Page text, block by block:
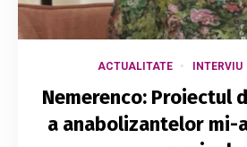
ACTUALITATE INTERVIU
Nemerenco: Proiectul
a anabolizantelor mi-